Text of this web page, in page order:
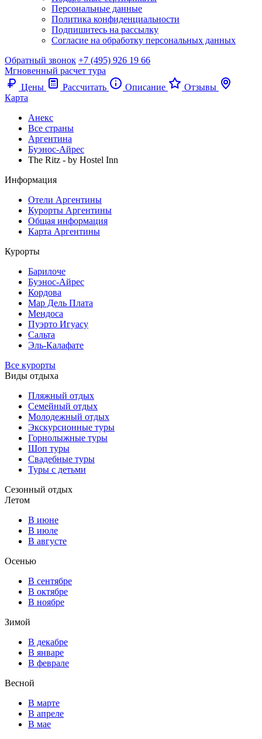
Персональные данные
Политика конфиденциальности
Подпишитесь на рассылку
Согласие на обработку персональных данных
Обратный звонок +7 (495) 926 19 66
Мгновенный расчет тура
Цены
Рассчитать Описание
Отзывы
Карта
Анекс
Все страны
Аргентина
Буэнос-Айрес
The Ritz - by Hostel Inn
Информация
Отели Аргентины
Курорты Аргентины
Общая информация
Карта Аргентины
Курорты
Барилоче
Буэнос-Айрес
Кордова
Мар Дель Плата
Мендоса
Пуэрто Игуасу
Сальта
Эль-Калафате
Все курорты
Виды отдыха
Пляжный отдых
Семейный отдых
Молодежный отдых
Экскурсионные туры
Горнолыжные туры
Шоп туры
Свадебные туры
Туры с детьми
Сезонный отдых
Летом
В июне
В июле
В августе
Осенью
В сентябре
В октябре
В ноябре
Зимой
В декабре
В январе
В феврале
Весной
В марте
В апреле
В мае